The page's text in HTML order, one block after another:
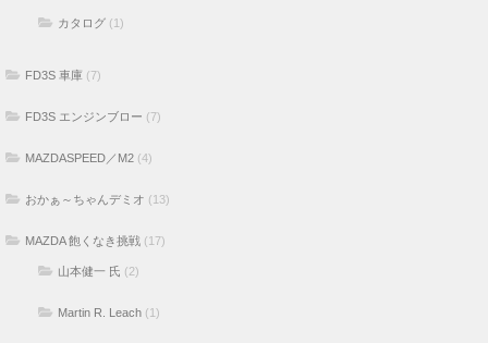
カタログ (1)
FD3S 車庫 (7)
FD3S エンジンブロー (7)
MAZDASPEED／M2 (4)
おかぁ～ちゃんデミオ (13)
MAZDA 飽くなき挑戦 (17)
山本健一 氏 (2)
Martin R. Leach (1)